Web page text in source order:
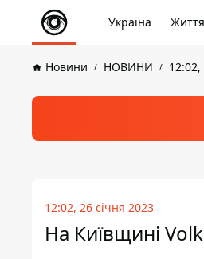
Україна Життя
Новини НОВИНИ
12:02, 26 січня 2023
На Київщині